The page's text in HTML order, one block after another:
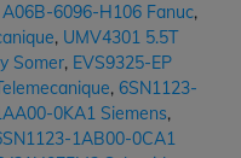
A06B-6096-H106 Fanuc,
, UMV4301 5.5T
Somer, EVS9325-EP
, 6SN1123-
0KA1 Siemens,
1AB00-0CA1